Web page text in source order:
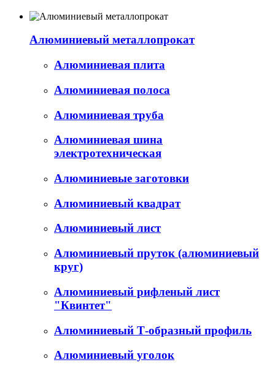
Алюминиевый металлопрокат
Алюминиевая плита
Алюминиевая полоса
Алюминиевая труба
Алюминиевая шина
электротехническая
Алюминиевые заготовки
Алюминиевый квадрат
Алюминиевый лист
Алюминиевый пруток (алюминиевый
круг)
Алюминиевый рифленый лист
"Квинтет"
Алюминиевый Т-образный профиль
Алюминиевый уголок